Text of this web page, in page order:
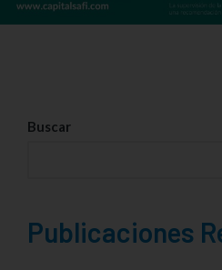
Buscar
Publicaciones